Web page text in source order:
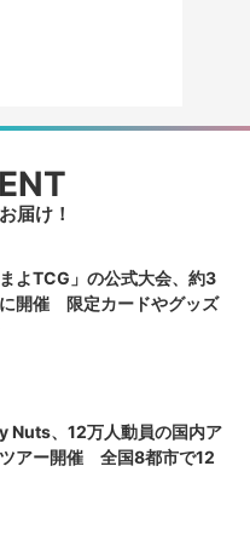
届け！
まよTCG」の公式大会、約3
開催 限定カードやグッズ
Nuts、12万人動員の国内ア
ツアー開催 全国8都市で12